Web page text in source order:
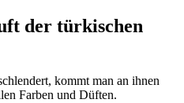
der türkischen
kommt man an ihnen
Farben und Düften.